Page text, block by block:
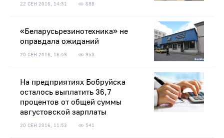
22 СЕН 2016, 14:51 688
«Беларусьрезинотехника» не
оправдала ожиданий
20 СЕН 2016, 16:59 953
На предприятиях Бобруйска
осталось выплатить 36,7
процентов от общей суммы
августовской зарплаты
20 СЕН 2016, 11:53 541